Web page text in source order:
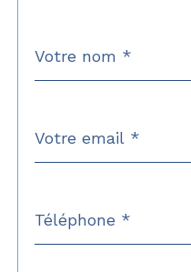
par
*
*
*